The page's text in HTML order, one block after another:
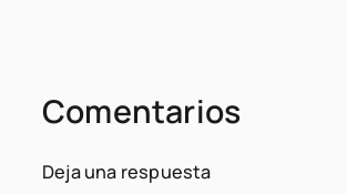
Comentarios
Deja una respuesta